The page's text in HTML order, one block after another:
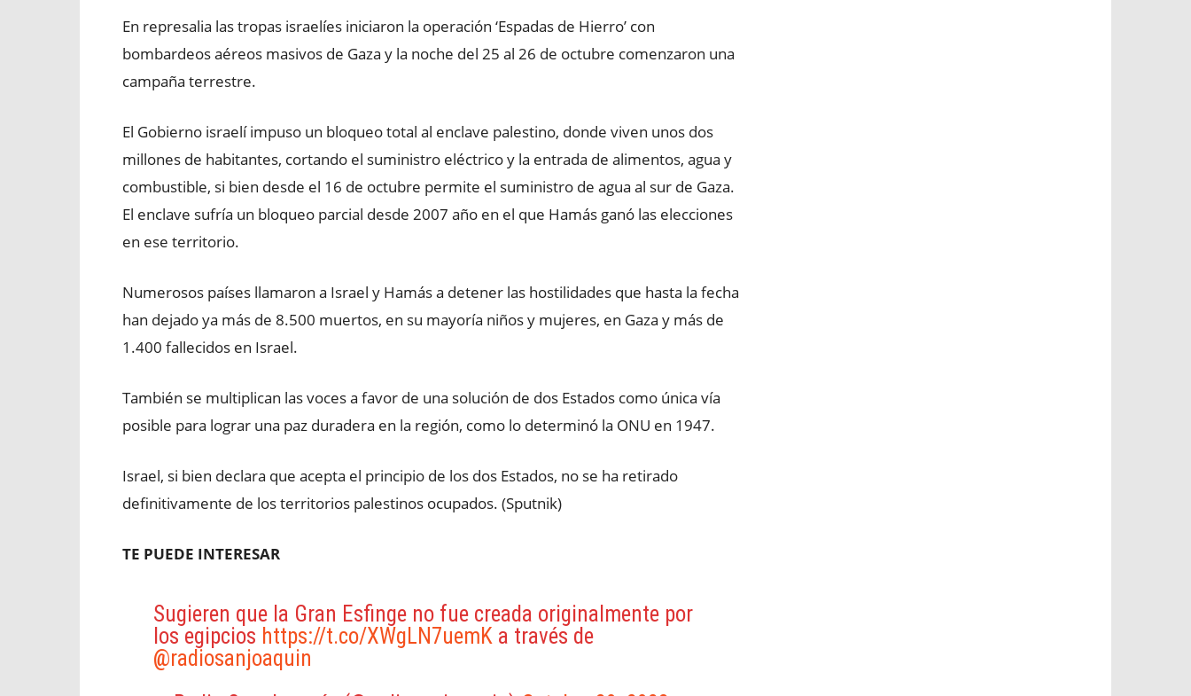
En represalia las tropas israelíes iniciaron la operación ‘Espadas de Hierro’ con
bombardeos aéreos masivos de Gaza y la noche del 25 al 26 de octubre comenzaron una
campaña terrestre.
El Gobierno israelí impuso un bloqueo total al enclave palestino, donde viven unos dos
millones de habitantes, cortando el suministro eléctrico y la entrada de alimentos, agua y
combustible, si bien desde el 16 de octubre permite el suministro de agua al sur de Gaza.
El enclave sufría un bloqueo parcial desde 2007 año en el que Hamás ganó las elecciones
en ese territorio.
Numerosos países llamaron a Israel y Hamás a detener las hostilidades que hasta la fecha
han dejado ya más de 8.500 muertos, en su mayoría niños y mujeres, en Gaza y más de
1.400 fallecidos en Israel.
También se multiplican las voces a favor de una solución de dos Estados como única vía
posible para lograr una paz duradera en la región, como lo determinó la ONU en 1947.
Israel, si bien declara que acepta el principio de los dos Estados, no se ha retirado
definitivamente de los territorios palestinos ocupados. (Sputnik)
TE PUEDE INTERESAR
Sugieren que la Gran Esfinge no fue creada originalmente por
los egipcios https://t.co/XWgLN7uemKa través de
@radiosanjoaquin